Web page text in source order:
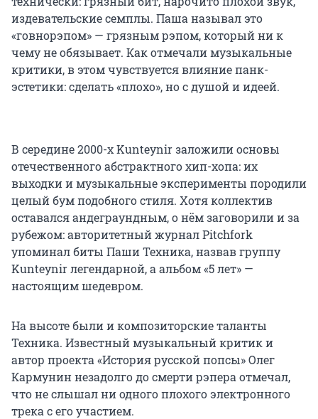
издевательские семплы. Паша называл это
«говнорэпом» — грязным рэпом, который ни к
чему не обязывает. Как отмечали музыкальные
критики, в этом чувствуется влияние панк-
эстетики: сделать «плохо», но с душой и идеей.
В середине 2000-х Kunteynir заложили основы
отечественного абстрактного хип-хопа: их
выходки и музыкальные эксперименты породили
целый бум подобного стиля. Хотя коллектив
оставался андеграундным, о нём заговорили и за
рубежом: авторитетный журнал Pitchfork
упоминал биты Паши Техника, назвав группу
Kunteynir легендарной, а альбом «5 лет» —
настоящим шедевром.
На высоте были и композиторские таланты
Техника. Известный музыкальный критик и
автор проекта «История русской попсы» Олег
Кармунин незадолго до смерти рэпера отмечал,
что не слышал ни одного плохого электронного
трека с его участием.